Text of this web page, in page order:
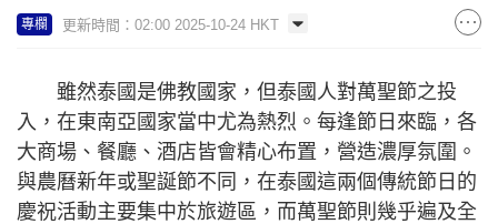
專欄 更新時間：02:00 2025-10-24 HKT
雖然泰國是佛教國家，但泰國人對萬聖節之投
入，在東南亞國家當中尤為熱烈。每逢節日來臨，各
大商場、餐廳、酒店皆會精心布置，營造濃厚氛圍。
與農曆新年或聖誕節不同，在泰國這兩個傳統節日的
慶祝活動主要集中於旅遊區，而萬聖節則幾乎遍及全